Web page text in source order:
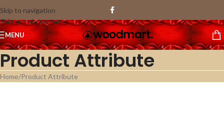
Skip to navigation
Skip to main content
MENU
Product Attribute
Home Product Attribute